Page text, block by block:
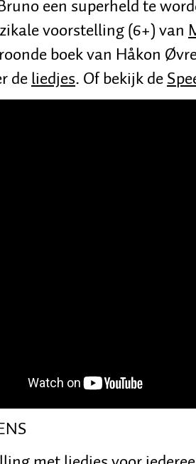
een superheld te
voorstelling (6+) van
boek van Håkon
deliedjes. Of bekijk de